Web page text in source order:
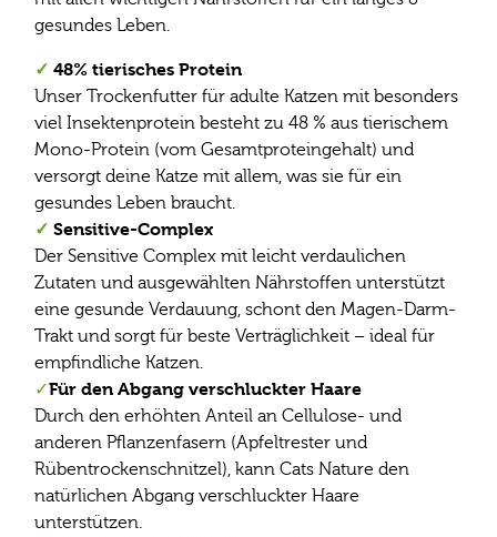
gesundes Leben.
✓ 48% tierisches Protein
Unser Trockenfutter für adulte Katzen mit besonders
viel Insektenprotein besteht zu 48 % aus tierischem
Mono-Protein (vom Gesamtproteingehalt) und
versorgt deine Katze mit allem, was sie für ein
gesundes Leben braucht.
✓ Sensitive-Complex
Der Sensitive Complex mit leicht verdaulichen
Zutaten und ausgewählten Nährstoffen unterstützt
eine gesunde Verdauung, schont den Magen-Darm-
Trakt und sorgt für beste Verträglichkeit – ideal für
empfindliche Katzen.
✓Für den Abgang verschluckter Haare
Durch den erhöhten Anteil an Cellulose- und
anderen Pflanzenfasern (Apfeltrester und
Rübentrockenschnitzel), kann Cats Nature den
natürlichen Abgang verschluckter Haare
unterstützen.